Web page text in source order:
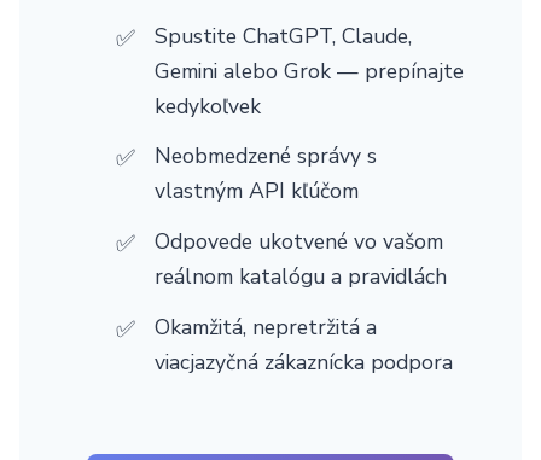
Spustite ChatGPT, Claude,
Gemini alebo Grok — prepínajte
kedykoľvek
Neobmedzené správy s
vlastným API kľúčom
Odpovede ukotvené vo vašom
reálnom katalógu a pravidlách
Okamžitá, nepretržitá a
viacjazyčná zákaznícka podpora